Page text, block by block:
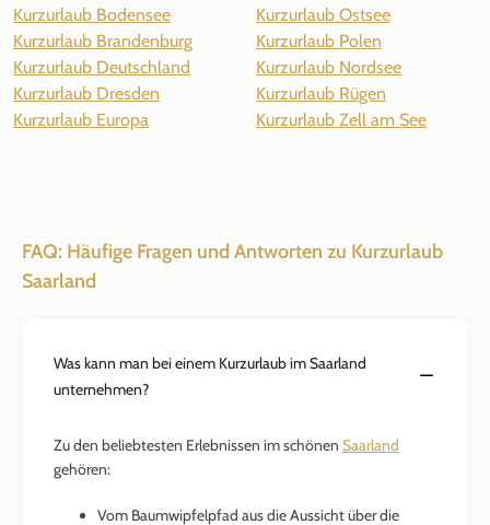
Kurzurlaub Bodensee
Kurzurlaub Brandenburg
Kurzurlaub Deutschland
Kurzurlaub Dresden
Kurzurlaub Europa
Kurzurlaub Ostsee
Kurzurlaub Polen
Kurzurlaub Nordsee
Kurzurlaub Rügen
Kurzurlaub Zell am See
FAQ: Häufige Fragen und Antworten zu Kurzurlaub
Saarland
Was kann man bei einem Kurzurlaub im Saarland
unternehmen?
Zu den beliebtesten Erlebnissen im schönen Saarland
gehören:
Vom Baumwipfelpfad aus die Aussicht über die